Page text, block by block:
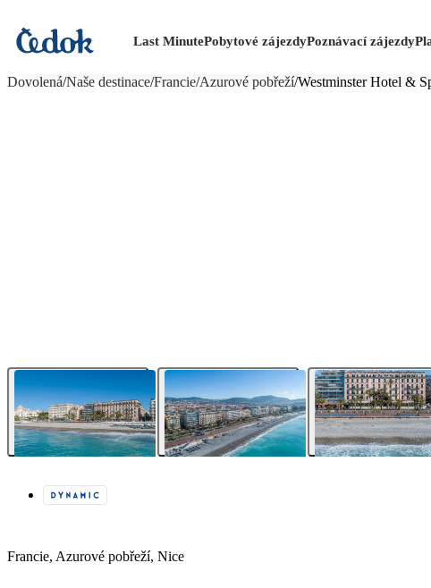
Last MinutePobytové zájezdyPoznávací zájezdy
Dovolená/Naše destinace/Francie/Azurové pobřeží/Westminster Hotel &
Francie, Azurové pobřeží, Nice